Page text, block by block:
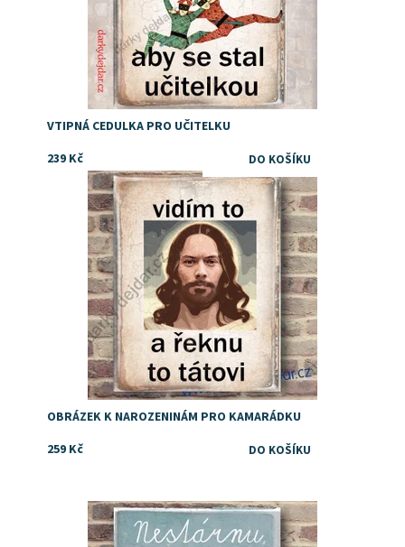
VTIPNÁ CEDULKA PRO UČITELKU
239 Kč
Dostupnost:
Skladem
OBRÁZEK K NAROZENINÁM PRO KAMARÁDKU
259 Kč
Dostupnost: Skladem